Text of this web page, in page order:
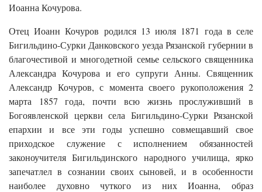
Иоанна Кочурова.
Отец Иоанн Кочуров родился 13 июля 1871 года в селе
Бигильдино-Сурки Данковского уезда Рязанской губернии в
благочестивой и многодетной семье сельского священника
Александра Кочурова и его супруги Анны. Священник
Александр Кочуров, с момента своего рукоположения 2
марта 1857 года, почти всю жизнь прослуживший в
Богоявленской церкви села Бигильдино-Сурки Рязанской
епархии и все эти годы успешно совмещавший свое
приходское служение с исполнением обязанностей
законоучителя Бигильдинского народного училища, ярко
запечатлел в сознании своих сыновей, и в особенности
наиболее духовно чуткого из них Иоанна, образ